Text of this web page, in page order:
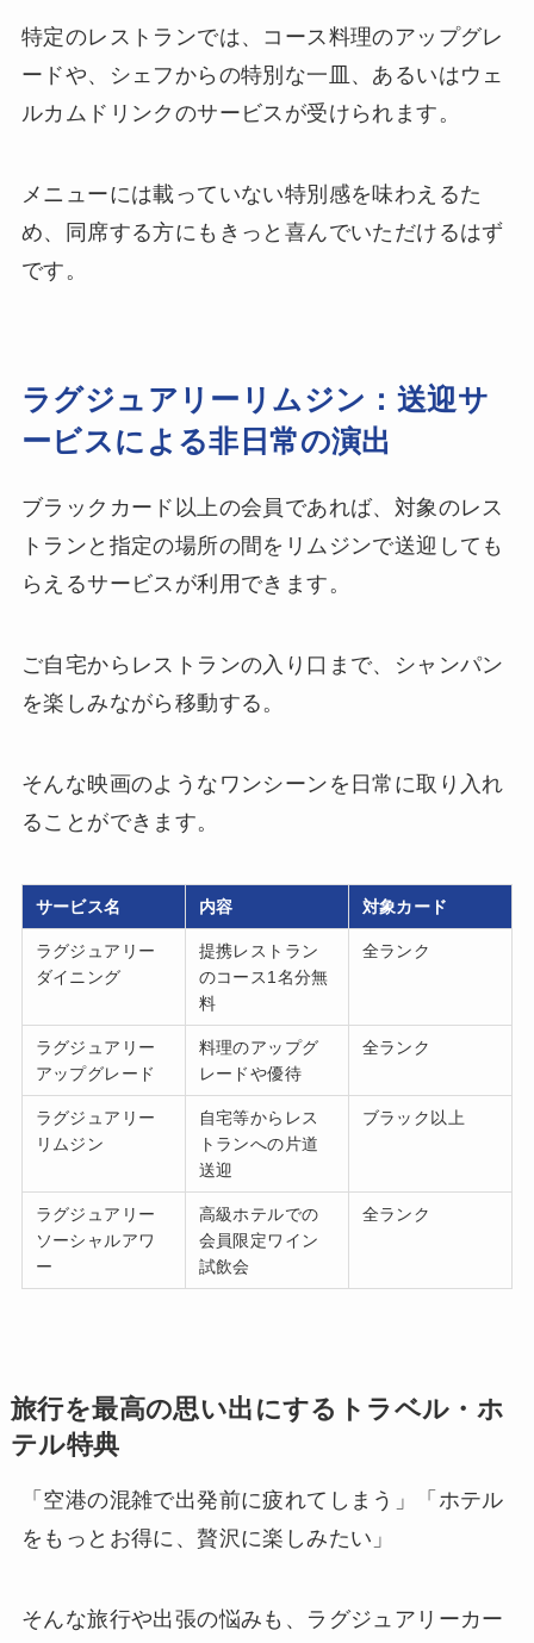
特定のレストランでは、コース料理のアップグレ
ードや、シェフからの特別な一皿、あるいはウェ
ルカムドリンクのサービスが受けられます。
メニューには載っていない特別感を味わえるた
め、同席する方にもきっと喜んでいただけるはず
です。
ラグジュアリーリムジン：送迎サ
ービスによる非日常の演出
ブラックカード以上の会員であれば、対象のレス
トランと指定の場所の間をリムジンで送迎しても
らえるサービスが利用できます。
ご自宅からレストランの入り口まで、シャンパン
を楽しみながら移動する。
そんな映画のようなワンシーンを日常に取り入れ
ることができます。
サービス名 内容 対象カード
ラグジュアリー
ダイニング
提携レストラン
のコース1名分無
料
全ランク
ラグジュアリー
アップグレード
料理のアップグ
レードや優待
全ランク
ラグジュアリー
リムジン
自宅等からレス
トランへの片道
送迎
ブラック以上
ラグジュアリー
ソーシャルアワ
ー
高級ホテルでの
会員限定ワイン
試飲会
全ランク
旅行を最高の思い出にするトラベル・ホ
テル特典
「空港の混雑で出発前に疲れてしまう」「ホテル
をもっとお得に、贅沢に楽しみたい」
そんな旅行や出張の悩みも、ラグジュアリーカー